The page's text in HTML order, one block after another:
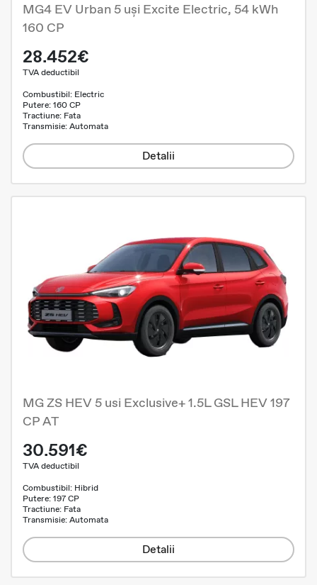
MG4 EV Urban 5 uși Excite Electric, 54 kWh
160 CP
28.452€
TVA deductibil
Combustibil: Electric
Putere: 160 CP
Tractiune: Fata
Transmisie: Automata
Detalii
MG ZS HEV 5 usi Exclusive+ 1.5L GSL HEV 197
CP AT
30.591€
TVA deductibil
Combustibil: Hibrid
Putere: 197 CP
Tractiune: Fata
Transmisie: Automata
Detalii